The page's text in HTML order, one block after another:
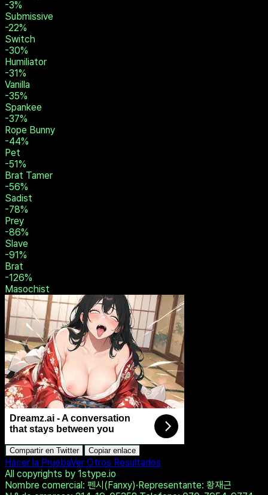
-3%
Submissive
-22%
Switch
-30%
Humiliator
-31%
Vanilla
-35%
Spankee
-37%
Rope Bunny
-44%
Pet
-51%
Brat Tamer
-56%
Sadist
-78%
Prey
-86%
Slave
-91%
Brat
-126%
Masochist
Dreamz.ai - A conversation
that stays between you
Compartir en Twitter Copiar enlace
Hacer la PruebaVer Otros Resultados
All copyrights by 1stype.io
Nombre comercial: 펜시(Fanxy)·Representante: 황재근